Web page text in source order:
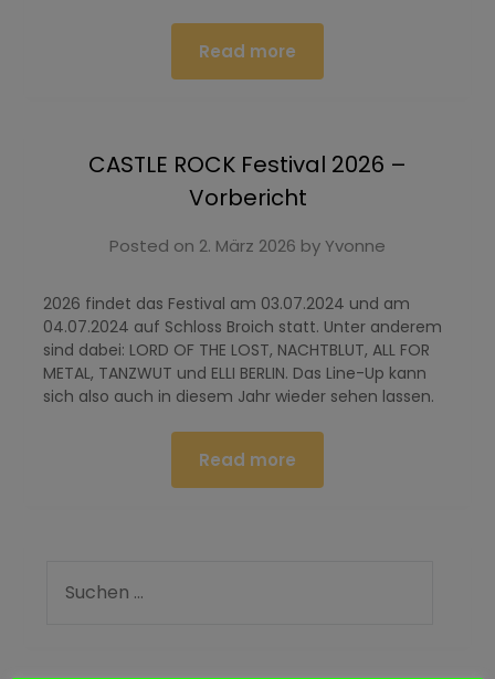
Read more
CASTLE ROCK Festival 2026 –
Vorbericht
Posted on 2. März 2026 byYvonne
2026 findet das Festival am 03.07.2024 und am
04.07.2024 auf Schloss Broich statt. Unter anderem
sind dabei: LORD OF THE LOST, NACHTBLUT, ALL FOR
METAL, TANZWUT und ELLI BERLIN. Das Line-Up kann
sich also auch in diesem Jahr wieder sehen lassen.
Read more